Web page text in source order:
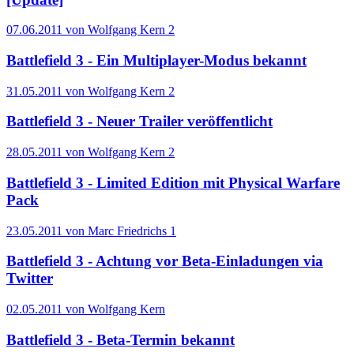
07.06.2011 von Wolfgang Kern 2
Battlefield 3 - Ein Multiplayer-Modus bekannt
31.05.2011 von Wolfgang Kern 2
Battlefield 3 - Neuer Trailer veröffentlicht
28.05.2011 von Wolfgang Kern 2
Battlefield 3 - Limited Edition mit Physical Warfare
Pack
23.05.2011 von Marc Friedrichs 1
Battlefield 3 - Achtung vor Beta-Einladungen via
Twitter
02.05.2011 von Wolfgang Kern
Battlefield 3 - Beta-Termin bekannt